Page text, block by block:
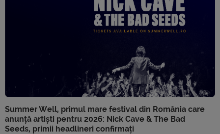
Summer Well, primul mare festival din România care
anunță artiști pentru 2026: Nick Cave & The Bad
Seeds, primii headlineri confirmați